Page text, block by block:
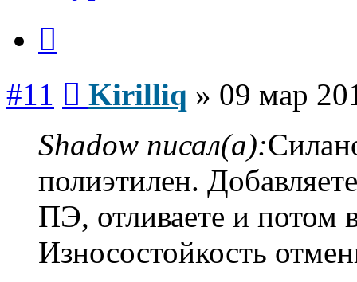
#11 Kirilliq » 09 мар
Shadow писал(а):
полиэтилен.
ПЭ, отливаете и потом
Износостойкость